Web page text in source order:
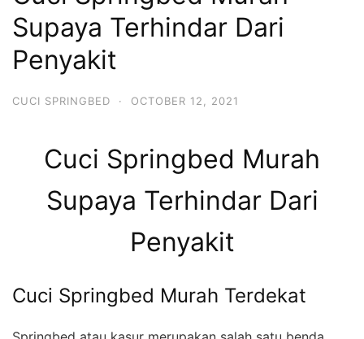
Supaya Terhindar Dari
Penyakit
CUCI SPRINGBED · OCTOBER 12, 2021
Cuci Springbed Murah
Supaya Terhindar Dari
Penyakit
Cuci Springbed Murah Terdekat